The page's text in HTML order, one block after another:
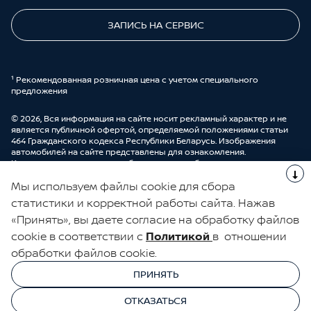
ЗАПИСЬ НА СЕРВИС
¹ Рекомендованная розничная цена с учетом специального
предложения
© 2026, Вся информация на сайте носит рекламный характер и не
является публичной офертой, определяемой положениями статьи
464 Гражданского кодекса Республики Беларусь. Изображения
автомобилей на сайте представлены для ознакомления.
Комплектации и цены могут быть изменены без предварительного
автоцентре ООО “ДрайвМоторс”.
ЭЛЕКТРОННАЯ КНИГА ОТЗЫВОВ
© 2026, УНП 191111259
ООО "ДрайвМоторс"
УНП 191111259 ООО "ДрайвМоторс"
Мы используем файлы cookie для сбора
статистики и корректной работы сайта. Нажав
«Принять», вы даете согласие на обработку файлов
cookie в соответствии с Политикой в отношении
обработки файлов cookie.
ПРИНЯТЬ
ОТКАЗАТЬСЯ